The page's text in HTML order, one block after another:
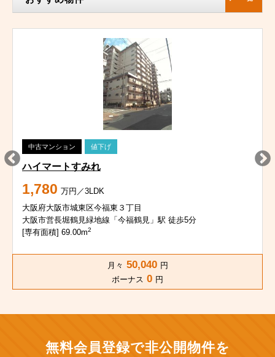
中古マンション 値下げ
ハイマートすみれ
1,780 万円／3LDK
大阪府大阪市城東区今福東３丁目
大阪市営長堀鶴見緑地線「今福鶴見」駅 徒歩5分
[専有面積] 69.00m2
月々 50,040 円
ボーナス 0 円
無料会員登録で非公開物件を